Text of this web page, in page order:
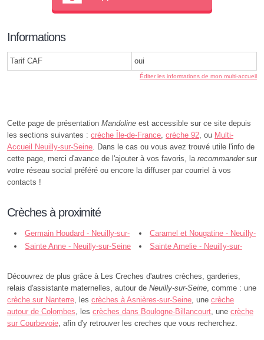
Informations
Tarif CAF oui
Éditer les informations de mon multi-accueil
Cette page de présentation Mandoline est accessible sur ce site depuis
les sections suivantes : crèche Île-de-France, crèche 92, ou Multi-
Accueil Neuilly-sur-Seine. Dans le cas ou vous avez trouvé utile l'info de
cette page, merci d'avance de l'ajouter à vos favoris, la recommandersur
votre réseau social préféré ou encore la diffuser par courriel à vos
contacts !
Crèches à proximité
Germain Houdard - Neuilly-sur-
Seine
Caramel et Nougatine - Neuilly-
sur-Seine
Sainte Anne - Neuilly-sur-Seine
Sainte Amelie - Neuilly-sur-
Découvrez de plus grâce à Les Creches d'autres crèches, garderies,
relais d'assistante maternelles, autour de Neuilly-sur-Seine, comme : une
crèche sur Nanterre, les crèches à Asnières-sur-Seine, une crèche
autour de Colombes, les crèches dans Boulogne-Billancourt, une crèche
sur Courbevoie, afin d'y retrouver les creches que vous recherchez.